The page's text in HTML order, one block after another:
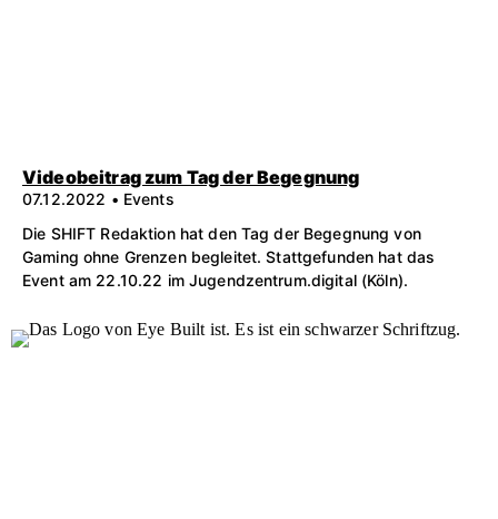
Videobeitrag zum Tag der Begegnung
07.12.2022 • Events
Die SHIFT Redaktion hat den Tag der Begegnung von
Gaming ohne Grenzen begleitet. Stattgefunden hat das
Event am 22.10.22 im Jugendzentrum.digital (Köln).